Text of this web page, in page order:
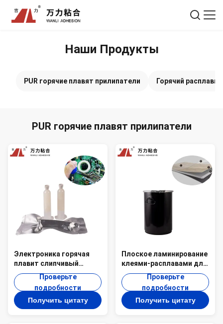
Наши Продукты
PUR горячие плавят прилипатели Горячий
PUR горячие плавят прилипатели
Электроника горячая
плавит слипчивый
электрический
структурный выпуск
облигаций PUR-8830
Проверьте
подробности
Получить цитату
Плоское ламинирование
клеями-расплавами для
склеивания полов -PUR-
9915
Проверьте
подробности
Получить цитату